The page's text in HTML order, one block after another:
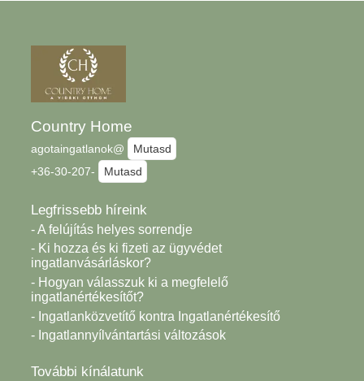
Country Home
agotaingatlanok@
Mutasd
+36-30-207-
Mutasd
Legfrissebb híreink
- A felújítás helyes sorrendje
- Ki hozza és ki fizeti az ügyvédet
ingatlanvásárláskor?
- Hogyan válasszuk ki a megfelelő
ingatlanértékesítőt?
- Ingatlanközvetítő kontra Ingatlanértékesítő
- Ingatlannyílvántartási változások
További kínálatunk